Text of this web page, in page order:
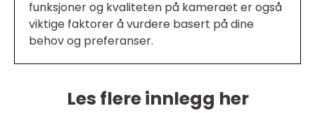
funksjoner og kvaliteten på kameraet er også
viktige faktorer å vurdere basert på dine
behov og preferanser.
Les flere innlegg her